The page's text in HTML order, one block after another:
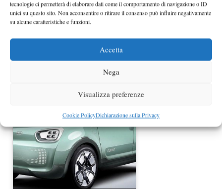
tecnologie ci permetterà di elaborare dati come il comportamento di navigazione o ID
unici su questo sito. Non acconsentire o ritirare il consenso può influire negativamente
su alcune caratteristiche e funzioni.
Accetta
Nega
Visualizza preferenze
Cookie PolicyDichiarazione sulla Privacy
Kia Cross GT Concept primo teaser